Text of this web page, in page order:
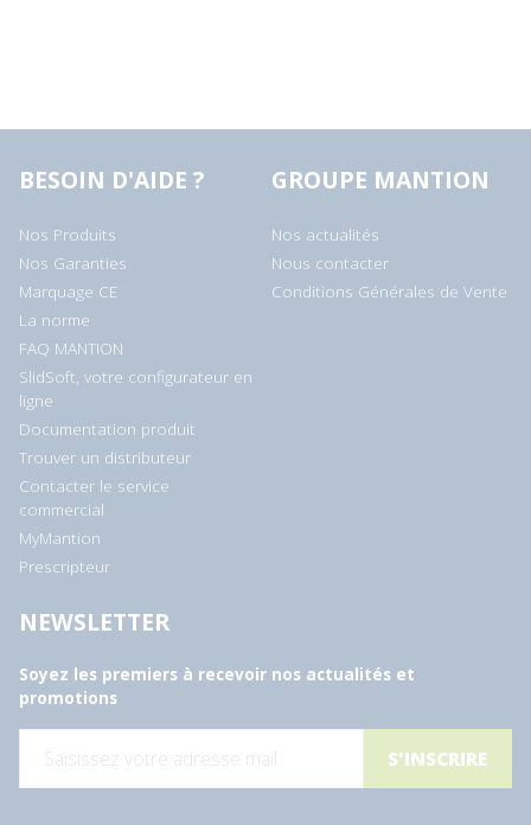
BESOIN D'AIDE ?
Nos Produits
Nos Garanties
Marquage CE
La norme
FAQ MANTION
SlidSoft, votre configurateur en
ligne
Documentation produit
Trouver un distributeur
Contacter le service
commercial
MyMantion
Prescripteur
GROUPE MANTION
Nos actualités
Nous contacter
Conditions Générales de Vente
NEWSLETTER
Soyez les premiers à recevoir nos actualités et
promotions
a